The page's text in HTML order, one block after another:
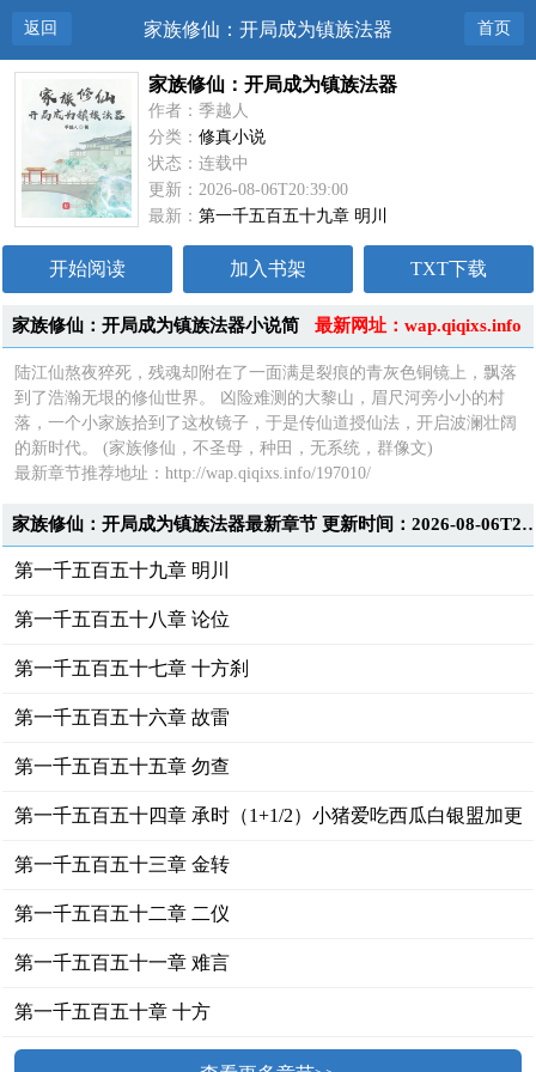
返回 家族修仙：开局成为镇族法器 首页
家族修仙：开局成为镇族法器
作者：季越人
分类：修真小说
状态：连载中
更新：2026-08-06T20:39:00
最新：第一千五百五十九章 明川
开始阅读 加入书架 TXT下载
最新网址：wap.qiqixs.info
家族修仙：开局成为镇族法器小说简
介
陆江仙熬夜猝死，残魂却附在了一面满是裂痕的青灰色铜镜上，飘落
到了浩瀚无垠的修仙世界。 凶险难测的大黎山，眉尺河旁小小的村
落，一个小家族拾到了这枚镜子，于是传仙道授仙法，开启波澜壮阔
的新时代。 (家族修仙，不圣母，种田，无系统，群像文)
最新章节推荐地址：http://wap.qiqixs.info/197010/
家族修仙：开局成为镇族法器最新章节 更新
第一千五百五十九章 明川
第一千五百五十八章 论位
第一千五百五十七章 十方刹
第一千五百五十六章 故雷
第一千五百五十五章 勿查
第一千五百五十四章 承时（1+1/2）小猪爱吃西瓜白银盟加更
1/2
第一千五百五十三章 金转
第一千五百五十二章 二仪
第一千五百五十一章 难言
第一千五百五十章 十方